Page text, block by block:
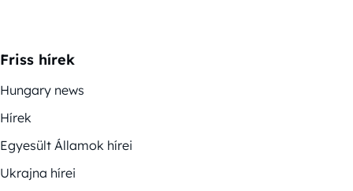
Friss hírek
Hungary news
Hírek
Egyesült Államok hírei
Ukrajna hírei